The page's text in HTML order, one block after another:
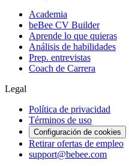
Academia
beBee CV Builder
Aprende lo que quieras
Análisis de habilidades
Prep. entrevistas
Coach de Carrera
Legal
Política de privacidad
Términos de uso
Configuración de cookies
Retirar ofertas de empleo
support@bebee.com